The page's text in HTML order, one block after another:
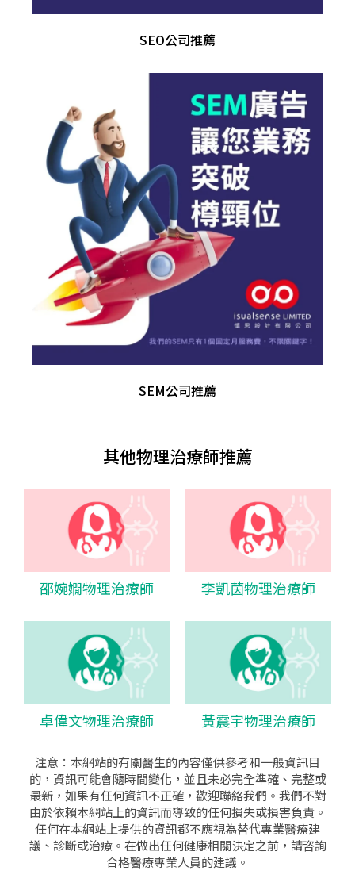
SEO公司推薦
SEM公司推薦
其他物理治療師推薦
邵婉嫺物理治療師 李凱茵物理治療師
卓偉文物理治療師 黃震宇物理治療師
注意：本網站的有關醫生的內容僅供參考和一般資訊目
的，資訊可能會隨時間變化，並且未必完全準確、完整或
最新，如果有任何資訊不正確，歡迎聯絡我們。我們不對
由於依賴本網站上的資訊而導致的任何損失或損害負責。
任何在本網站上提供的資訊都不應視為替代專業醫療建
議、診斷或治療。在做出任何健康相關決定之前，請咨詢
合格醫療專業人員的建議。